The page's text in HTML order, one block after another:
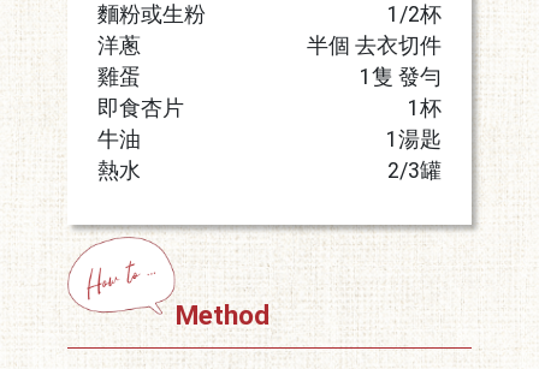
麵粉或生粉
1/2杯
洋蔥
半個 去衣切件
雞蛋
1隻 發勻
即食杏片
1杯
牛油
1湯匙
熱水
2/3罐
Method